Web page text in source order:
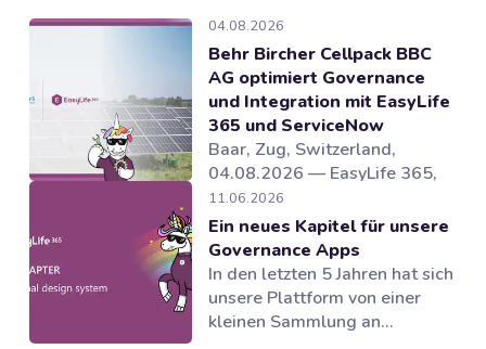
04.08.2026
Behr Bircher Cellpack BBC
AG optimiert Governance
und Integration mit EasyLife
365 und ServiceNow
Baar, Zug, Switzerland,
04.08.2026 — EasyLife 365,
Anbieter von Lösungen für
Microsoft 365 Governance und
und Lebenszyklusmanagement
in Microsoft 365, hat
gemeinsam mit dem Partner
novoSYS die Behr Bircher
11.06.2026
Ein neues Kapitel für unsere
Governance Apps
In den letzten 5 Jahren hat sich
unsere Plattform von einer
kleinen Sammlung an